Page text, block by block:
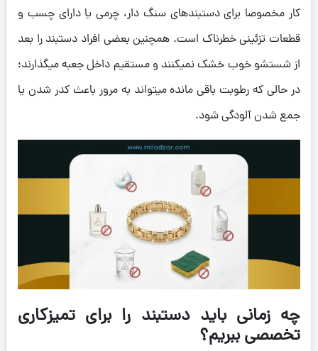
کار مخصوصا برای دستبندهای سنگ دار، چرمی یا دارای چسب و
قطعات تزئینی خطرناک است. همچنین بعضی افراد دستبند را بعد
از شستشو خوب خشک نمیکنند و مستقیم داخل جعبه میگذارند؛
در حالی که رطوبت باقی مانده میتواند به مرور باعث کدر شدن یا
جمع شدن آلودگی شود.
چه زمانی باید دستبند را برای تمیزکاری
تخصصی ببریم؟